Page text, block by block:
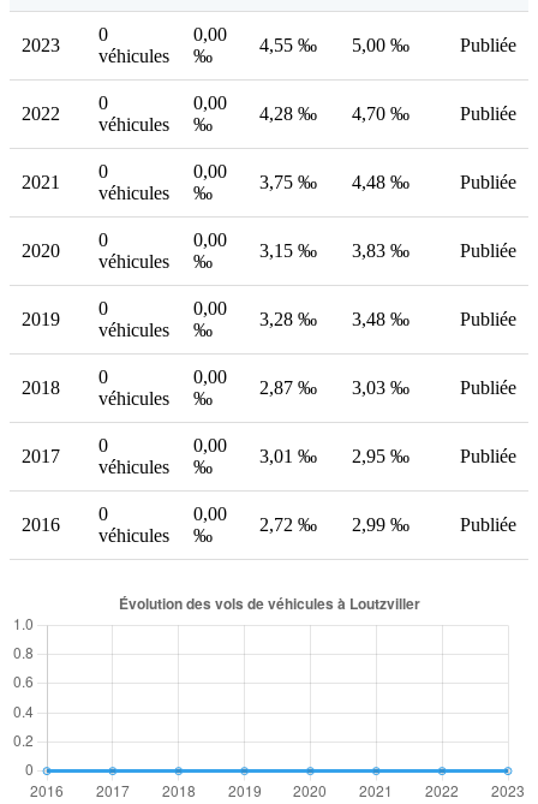
2023
0
véhicules
0,00
‰
4,55 ‰ 5,00 ‰ Publiée
2022
0
véhicules
0,00
‰
4,28 ‰ 4,70 ‰ Publiée
2021
0
véhicules
0,00
‰
3,75 ‰ 4,48 ‰ Publiée
2020
0
véhicules
0,00
‰
3,15 ‰ 3,83 ‰ Publiée
2019
0
véhicules
0,00
‰
3,28 ‰ 3,48 ‰ Publiée
2018
0
véhicules
0,00
‰
2,87 ‰ 3,03 ‰ Publiée
2017
0
véhicules
0,00
‰
3,01 ‰ 2,95 ‰ Publiée
2016
0
véhicules
0,00
‰
2,72 ‰ 2,99 ‰ Publiée